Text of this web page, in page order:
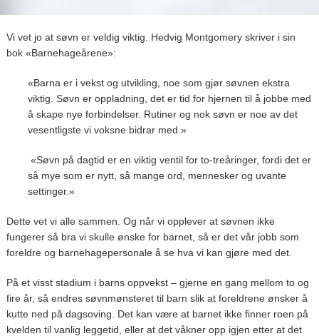
Vi vet jo at søvn er veldig viktig. Hedvig Montgomery skriver i sin
bok «Barnehageårene»:
«Barna er i vekst og utvikling, noe som gjør søvnen ekstra
viktig. Søvn er oppladning, det er tid for hjernen til å jobbe med
å skape nye forbindelser. Rutiner og nok søvn er noe av det
vesentligste vi voksne bidrar med.»
«Søvn på dagtid er en viktig ventil for to-treåringer, fordi det er
så mye som er nytt, så mange ord, mennesker og uvante
settinger.»
Dette vet vi alle sammen. Og når vi opplever at søvnen ikke
fungerer så bra vi skulle ønske for barnet, så er det vår jobb som
foreldre og barnehagepersonale å se hva vi kan gjøre med det.
På et visst stadium i barns oppvekst – gjerne en gang mellom to og
fire år, så endres søvnmønsteret til barn slik at foreldrene ønsker å
kutte ned på dagsoving. Det kan være at barnet ikke finner roen på
kvelden til vanlig leggetid, eller at det våkner opp igjen etter at det